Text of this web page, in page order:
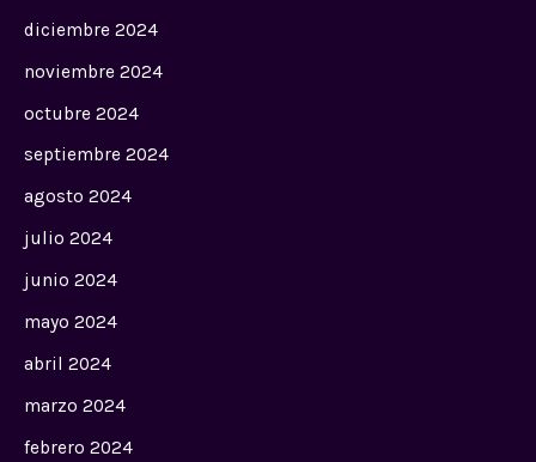
diciembre 2024
noviembre 2024
octubre 2024
septiembre 2024
agosto 2024
julio 2024
junio 2024
mayo 2024
abril 2024
marzo 2024
febrero 2024